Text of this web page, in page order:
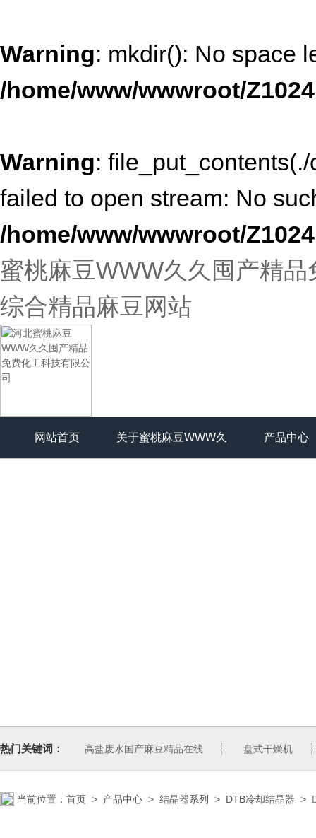
Warning: mkdir(): No space
/home/www/wwwroot/
Warning:
failed to open stream: No
/home/www/wwwroot/
蜜桃麻豆WWW久久囤产精
综合精品麻豆网站
网站首页 关于蜜桃麻豆WWW久 产品中心
热门关键词： 高盐废水国产麻豆精品在线 盘式干燥机
当前位置： 首页 > 产品中心 > 结晶器系列 > DTB冷却结晶器 >